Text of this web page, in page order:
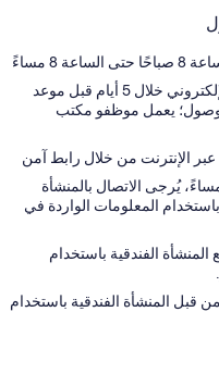
8 مساءً
سيتلقى النزلاء رسالةً عبر البريد الإلكتروني خلال 5 أيام قبل موعد
يعمل موظفو مكتب
الإنترنت من خلال رابط آمن
كنت تخطط للوصول بعد 8:00 مساءً، يُرجى الاتصال بالمنشأة
المعلومات الواردة في
الفندقية باستخدام
قبل المنشأة الفندقية باستخدام